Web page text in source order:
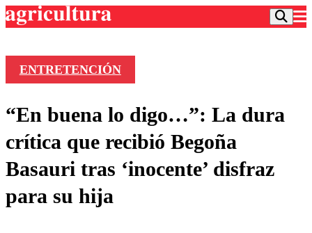
Frecuencias
Agricultura TV
Deportes
Colo Colo
Motor
Entretención
Noticias
Vida Social
ENTRETENCIÓN
“En buena lo digo…”: La dura
crítica que recibió Begoña
Basauri tras ‘inocente’ disfraz
para su hija